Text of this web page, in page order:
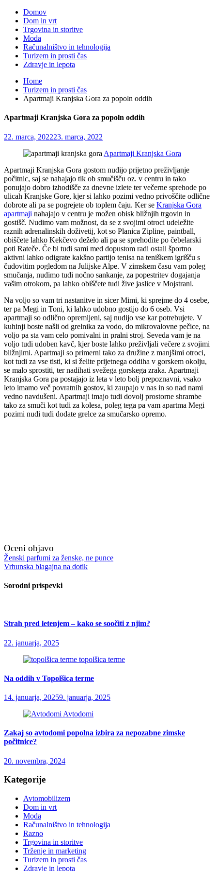
Domov
Dom in vrt
Trgovina in storitve
Moda
Računalništvo in tehnologija
Turizem in prosti čas
Zdravje in lepota
Home
Turizem in prosti čas
Apartmaji Kranjska Gora za popoln oddih
Apartmaji Kranjska Gora za popoln oddih
22. marca, 202223. marca, 2022
Apartmaji Kranjska Gora
Apartmaji Kranjska Gora gostom nudijo prijetno preživljanje
počitnic, saj se nahajajo tik ob smučišču oz. v centru in tako
ponujajo dobro izhodišče za dnevne izlete ter večerne sprehode po
ulicah Kranjske Gore, kjer si lahko pozimi vedno privoščite odlične
dobrote ali pa se pogrejete ob toplem čaju. Ker se Kranjska Gora
apartmaji nahajajo v centru je možen obisk bližnjih trgovin in
gostišč. Nudimo vam možnost, da se z svojimi otroci udeležite
raznih adrenalinskih doživetij, kot so Planica Zipline, paintball,
obiščete lahko Kekčevo deželo ali pa se sprehodite po čebelarski
poti Rateče. Če bi tudi sami med dopustom radi ostali športno
aktivni lahko odigrate kakšno partijo tenisa na teniškem igrišču s
čudovitim pogledom na Julijske Alpe. V zimskem času vam poleg
smučanja, nudimo tudi nočno sankanje, za popestritev dogajanja
vašim otrokom, pa lahko obiščete tudi žive jaslice v Mojstrani.
Na voljo so vam tri nastanitve in sicer Mimi, ki sprejme do 4 osebe,
ter pa Megi in Toni, ki lahko udobno gostijo do 6 oseb. Vsi
apartmaji so odlično opremljeni, saj nudijo vse kar potrebujete. V
kuhinji boste našli od grelnika za vodo, do mikrovalovne pečice, na
voljo pa sta vam celo pomivalni in pralni stroj. Seveda vam je na
voljo tudi udoben kavč, kjer boste lahko preživljali večere z svojimi
bližnjimi. Apartmaji so primerni tako za družine z manjšimi otroci,
kot tudi za vse tisti, ki si želite prijetnega oddiha v gorskem okolju,
se malo sprostiti, ter nadihati svežega gorskega zraka. Apartmaji
Kranjska Gora pa postajajo iz leta v leto bolj prepoznavni, vsako
leto imamo več povratnih gostov, ki zaupajo v nas in so nad nami
vedno navdušeni. Apartmaji imajo tudi dovolj prostorne shrambe
tako za smuči kot tudi za kolesa, poleg tega pa vam apartma Megi
pozimi nudi tudi dodate grelce za smučarsko opremo.
Oceni objavo
Navigacija
prispevka
Ženski parfumi za ženske, ne punce
Vrhunska blagajna na dotik
Sorodni prispevki
Strah pred letenjem – kako se soočiti z njim?
22. januarja, 2025
topolšica terme
Na oddih v Topolšica terme
14. januarja, 20259. januarja, 2025
Avtodomi
Zakaj so avtodomi popolna izbira za nepozabne zimske
počitnice?
20. novembra, 2024
Kategorije
Avtomobilizem
Dom in vrt
Moda
Računalništvo in tehnologija
Razno
Trgovina in storitve
Trženje in marketing
Turizem in prosti čas
Zdravje in lepota